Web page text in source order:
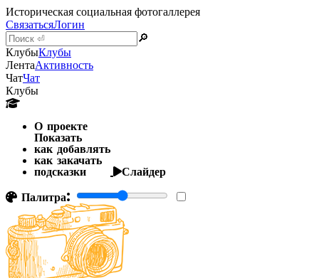
Историческая социальная фотогаллерея
СвязатьсяЛогин
🔎
КлубыКлубы
ЛентаАктивность
ЧатЧат
Клубы
О проекте
Показать
как добавлять
как закачать
подсказки
Слайдер
Палитра: